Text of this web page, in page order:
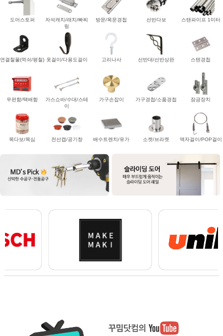
도어스토퍼
자석캐치/래치/빠찌
링
방문/목문경첩 선반다보 스탠파이프 1미터
연결철물(꺽쇠/평철) 옷걸이/다용도걸이 고리나사 선반대/선반상판 스텐경첩
우편함/택배함
가스쇼바/수대/스테
이
가구손잡이 가구경첩/소품경첩 잠금장치
목다보/목심 전선캡/공기창 배수트렌치/유가 소켓/브라켓 액자걸이/POP걸이